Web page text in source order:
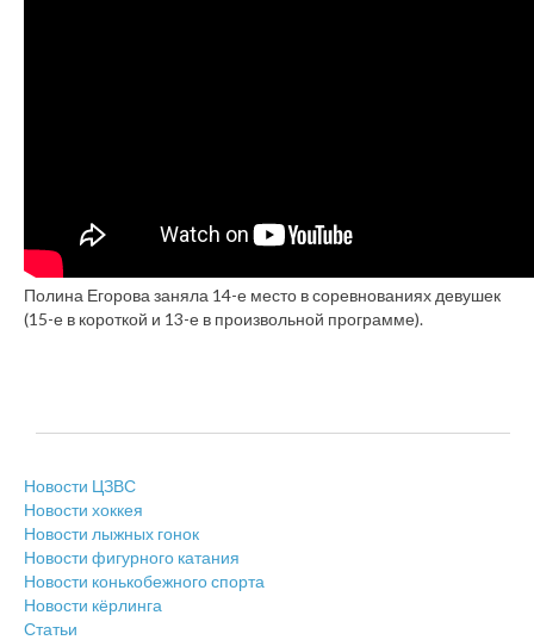
Полина Егорова заняла 14-е место в соревнованиях девушек
(15-е в короткой и 13-е в произвольной программе).
Новости ЦЗВС
Новости хоккея
Новости лыжных гонок
Новости фигурного катания
Новости конькобежного спорта
Новости кёрлинга
Статьи